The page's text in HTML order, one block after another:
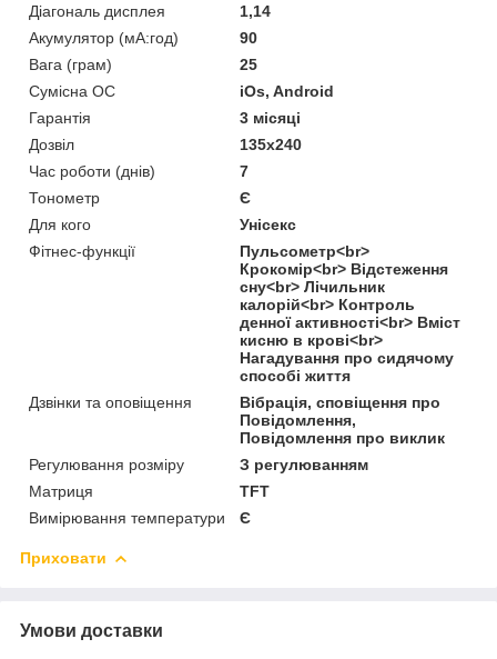
Діагональ дисплея
1,14
Акумулятор (мА:год)
90
Вага (грам)
25
Сумісна ОС
iOs, Android
Гарантія
3 місяці
Дозвіл
135x240
Час роботи (днів)
7
Тонометр
Є
Для кого
Унісекс
Фітнес-функції
Пульсометр<br>
Крокомір<br> Відстеження
сну<br> Лічильник
калорій<br> Контроль
денної активності<br> Вміст
кисню в крові<br>
Нагадування про сидячому
способі життя
Дзвінки та оповіщення
Вібрація, сповіщення про
Повідомлення,
Повідомлення про виклик
Регулювання розміру
З регулюванням
Матриця
TFT
Вимірювання температури
Є
Приховати
Умови доставки